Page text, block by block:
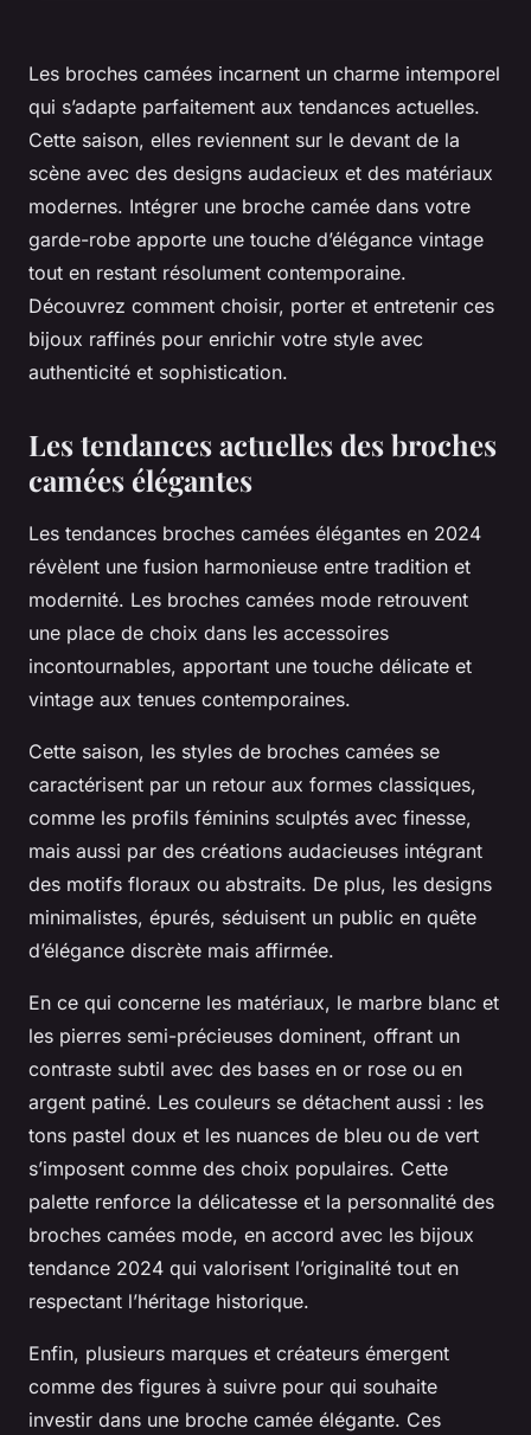
Les broches camées incarnent un charme intemporel
qui s’adapte parfaitement aux tendances actuelles.
Cette saison, elles reviennent sur le devant de la
scène avec des designs audacieux et des matériaux
modernes. Intégrer une broche camée dans votre
garde-robe apporte une touche d’élégance vintage
tout en restant résolument contemporaine.
Découvrez comment choisir, porter et entretenir ces
bijoux raffinés pour enrichir votre style avec
authenticité et sophistication.
Les tendances actuelles des broches
camées élégantes
Les tendances broches camées élégantes en 2024
révèlent une fusion harmonieuse entre tradition et
modernité. Les broches camées mode retrouvent
une place de choix dans les accessoires
incontournables, apportant une touche délicate et
vintage aux tenues contemporaines.
Cette saison, les styles de broches camées se
caractérisent par un retour aux formes classiques,
comme les profils féminins sculptés avec finesse,
mais aussi par des créations audacieuses intégrant
des motifs floraux ou abstraits. De plus, les designs
minimalistes, épurés, séduisent un public en quête
d’élégance discrète mais affirmée.
En ce qui concerne les matériaux, le marbre blanc et
les pierres semi-précieuses dominent, offrant un
contraste subtil avec des bases en or rose ou en
argent patiné. Les couleurs se détachent aussi : les
tons pastel doux et les nuances de bleu ou de vert
s’imposent comme des choix populaires. Cette
palette renforce la délicatesse et la personnalité des
broches camées mode, en accord avec les bijoux
tendance 2024 qui valorisent l’originalité tout en
respectant l’héritage historique.
Enfin, plusieurs marques et créateurs émergent
comme des figures à suivre pour qui souhaite
investir dans une broche camée élégante. Ces